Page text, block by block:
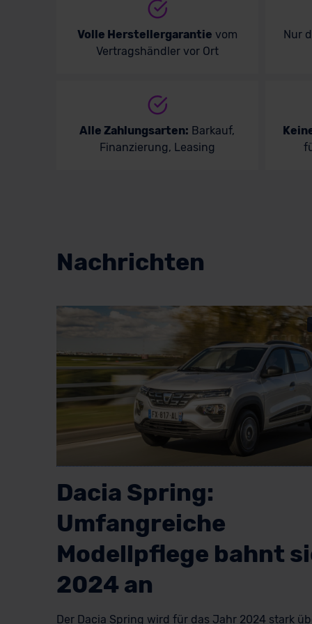
Volle Herstellergarantie vom
Vertragshändler vor Ort
Nur
Alle Zahlungsarten: Barkauf,
Finanzierung, Leasing
Nachrichten
Dacia Spring:
Umfangreiche
Modellpflege bahnt
2024 an
Der Dacia Spring wird für das Jahr 2024 stark